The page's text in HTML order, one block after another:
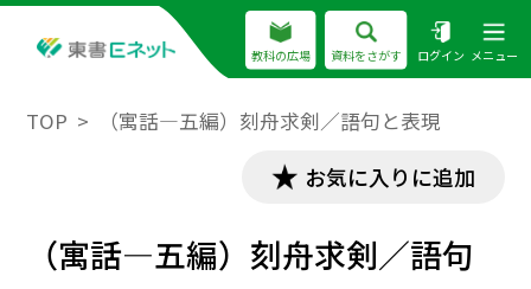
教科の広場 資料をさがす ログイン メニュー
TOP （寓話―五編）刻舟求剣／語句と表現
お気に入りに追加
（寓話―五編）刻舟求剣／語句